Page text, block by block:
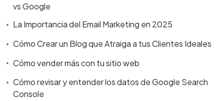
vs Google
La Importancia del Email Marketing en 2025
Cómo Crear un Blog que Atraiga a tus Clientes Ideales
Cómo vender más con tu sitio web
Cómo revisar y entender los datos de Google Search
Console